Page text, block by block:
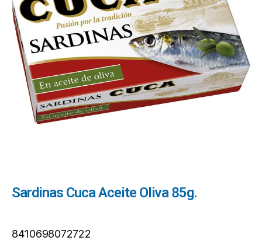
Sardinas Cuca Aceite Oliva 85g.
8410698072722